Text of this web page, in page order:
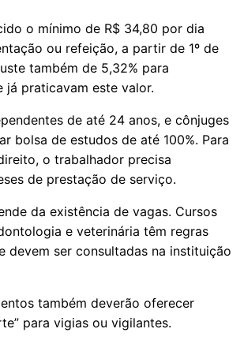
o mínimo de R$ 34,80 por dia
ou refeição, a partir de 1º de
também de 5,32% para
já praticavam este valor.
de até 24 anos, e cônjuges
bolsa de estudos de até 100%. Para
o trabalhador precisa
de prestação de serviço.
da existência de vagas. Cursos
e veterinária têm regras
devem ser consultadas na instituição
também deverão oferecer
para vigias ou vigilantes.